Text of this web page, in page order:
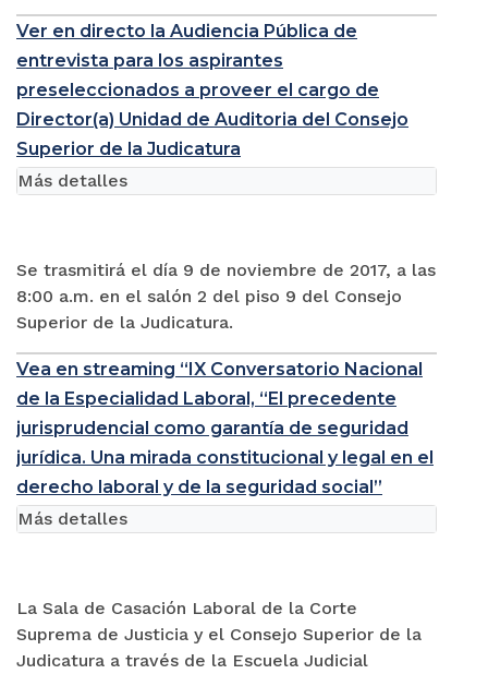
Ver en directo la Audiencia Pública de
entrevista para los aspirantes
preseleccionados a proveer el cargo de
Director(a) Unidad de Auditoria del Consejo
Superior de la Judicatura
Se trasmitirá el día 9 de noviembre de 2017, a las
8:00 a.m. en el salón 2 del piso 9 del Consejo
Superior de la Judicatura.
Más detalles
Vea en streaming “IX Conversatorio Nacional
de la Especialidad Laboral, “El precedente
jurisprudencial como garantía de seguridad
jurídica. Una mirada constitucional y legal en el
derecho laboral y de la seguridad social”
La Sala de Casación Laboral de la Corte
Suprema de Justicia y el Consejo Superior de la
Judicatura a través de la Escuela Judicial
Más detalles